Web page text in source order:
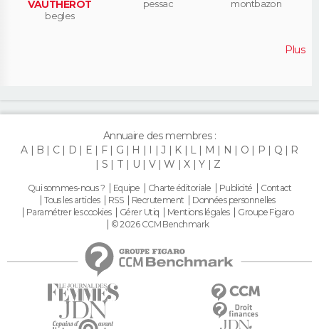
VAUTHEROT
begles
pessac montbazon
Plus
Annuaire des membres :
A
B C D E F G H I J K L M N O P Q
R
S
T U V W X Y Z
Qui sommes-nous ? Equipe Charte éditoriale Publicité
Contact
Tous les articles
RSS Recrutement
Données personnelles
Paramétrer les cookies
Gérer Utiq Mentions légales
Groupe Figaro
© 2026 CCM Benchmark